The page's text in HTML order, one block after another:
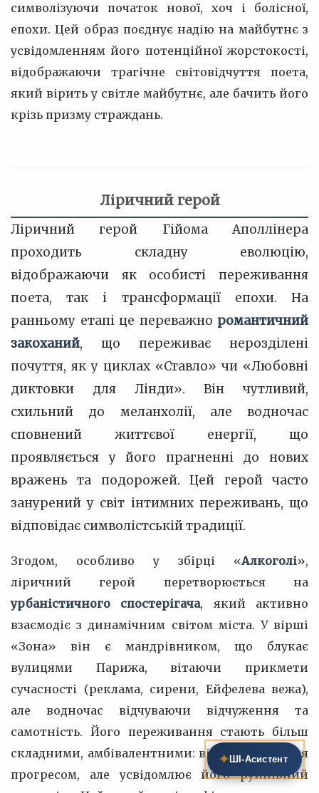
символізуючи початок нової, хоч і болісної,
епохи. Цей образ поєднує надію на майбутнє з
усвідомленням його потенційної жорстокості,
відображаючи трагічне світовідчуття поета,
який вірить у світле майбутнє, але бачить його
крізь призму страждань.
Ліричний герой
Ліричний герой Гійома Аполлінера
проходить складну еволюцію,
відображаючи як особисті переживання
поета, так і трансформації епохи. На
ранньому етапі це переважно романтичний
закоханий, що переживає нерозділені
почуття, як у циклах «Ставло» чи «Любовні
диктовки для Лінди». Він чутливий,
схильний до меланхолії, але водночас
сповнений життєвої енергії, що
проявляється у його прагненні до нових
вражень та подорожей. Цей герой часто
занурений у світ інтимних переживань, що
відповідає символістській традиції.
Згодом, особливо у збірці «Алкоголі»,
ліричний герой перетворюється на
урбаністичного спостерігача, який активно
взаємодіє з динамічним світом міста. У вірші
«Зона» він є мандрівником, що блукає
вулицями Парижа, вітаючи прикмети
сучасності (реклама, сирени, Ейфелева вежа),
але водночас відчуваючи відчуження та
самотність. Його переживання стають більш
складними, амбівалентними: він захоплюється
прогресом, але усвідомлює його руйнівний
✦ ШІ‑Асистент